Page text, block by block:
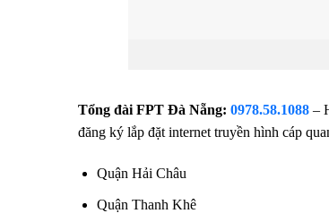
Tổng đài FPT Đà Nẵng: 0978.58.1088 –
đăng ký lắp đặt internet truyền hình cáp
Quận Hải Châu
Quận Thanh Khê